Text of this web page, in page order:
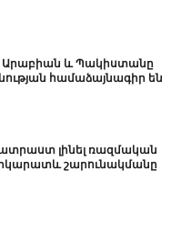
Արաբիան և Պակիստանը
համաձայնագիր են
լինել ռազմական
շարունակմանը